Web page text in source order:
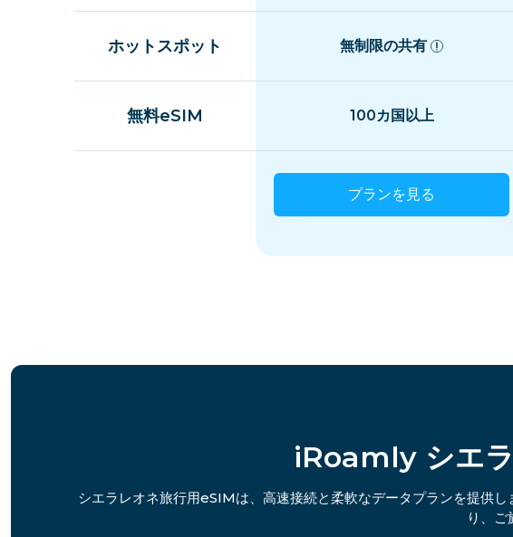
ホットスポット 無制限の共有
無料eSIM 100カ国以上
プランを見る
iRoamly シエ
シエラレオネ旅行用eSIMは、高速接続と柔軟なデータプランを提供
り、ご